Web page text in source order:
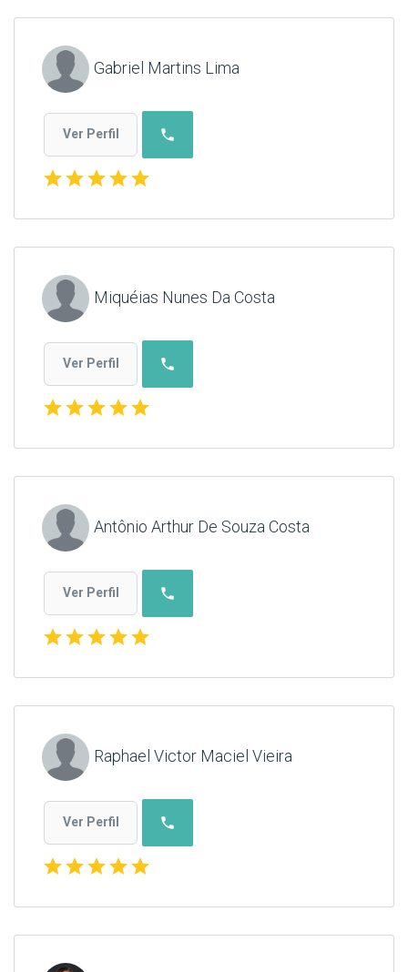
Gabriel Martins Lima
Ver Perfil phone
starstarstarstarstar
Miquéias Nunes Da Costa
Ver Perfil phone
starstarstarstarstar
Antônio Arthur De Souza Costa
Ver Perfil phone
starstarstarstarstar
Raphael Victor Maciel Vieira
Ver Perfil phone
starstarstarstarstar